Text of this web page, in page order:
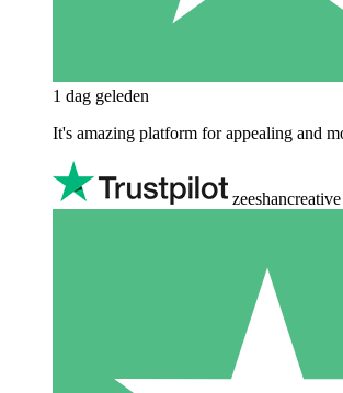
1 dag geleden
It's amazing platform for appealing and
zeeshancreative